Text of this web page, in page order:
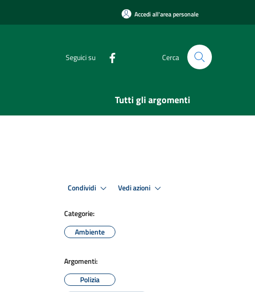
Accedi all'area personale
Seguici su Cerca
Tutti gli argomenti
Condividi Vedi azioni
Categorie:
Ambiente
Argomenti:
Polizia